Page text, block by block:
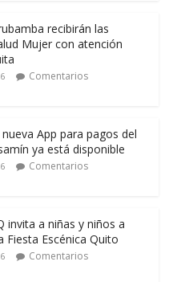
recibirán las
Mujer con atención
Comentarios
nueva App para pagos del
ya está disponible
Comentarios
invita a niñas y niños a
Fiesta Escénica Quito
Comentarios